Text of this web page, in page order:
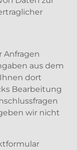
Anfragen
aus dem
dort
Bearbeitung
wir nicht